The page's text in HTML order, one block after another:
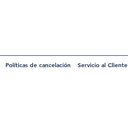
Políticas de cancelación Servicio al Cliente